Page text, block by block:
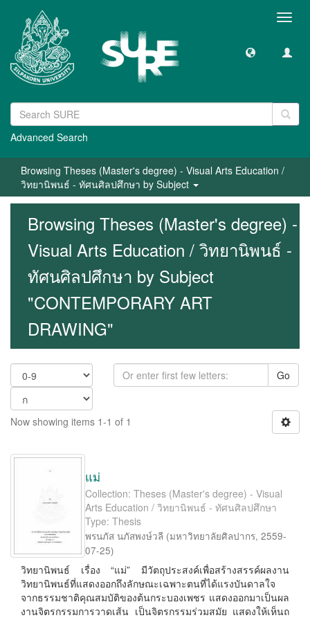
Advanced Search
Browsing Theses (Master's degree) - Visual Arts Education /
วิทยานิพนธ์ - ทัศนศิลปศึกษา by Subject
Browsing Theses (Master's degree) -
Visual Arts Education / วิทยานิพนธ์ -
ทัศนศิลปศึกษา by Subject
"CONTEMPORARY ART
DRAWING"
Go
Now showing items 1-1 of 1
แม่
Collection: Theses (Master's degree) - Visual
Arts Education / วิทยานิพนธ์ - ทัศนศิลปศึกษา
Type: Thesis
พรนภัส นภัสพงษ์วลี (มหาวิทยาลัยศิลปากร, 2559-
07-25)
วิทยานิพนธ์ เรื่อง “แม่” มีวัตถุประสงค์เพื่อสร้างสรรค์ผลงาน
วิทยานิพนธ์ที่แสดงออกถึงลักษณะเฉพาะตนที่ได้แรงบันดาลใจ
จากธรรมชาติคุณสมบัติของต้นกระบองเพชร แสดงออกมาเป็นผล
งานจิตรกรรมการวาดเส้น เป็นจิตรกรรมร่วมสมัย แสดงให้เห็นถ